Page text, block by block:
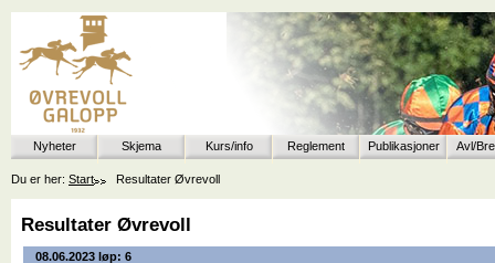
Nyheter Skjema Kurs/info Reglement Publikasjoner Avl/
Du er her: Start Resultater Øvrevoll
Resultater Øvrevoll
08.06.2023 løp: 6